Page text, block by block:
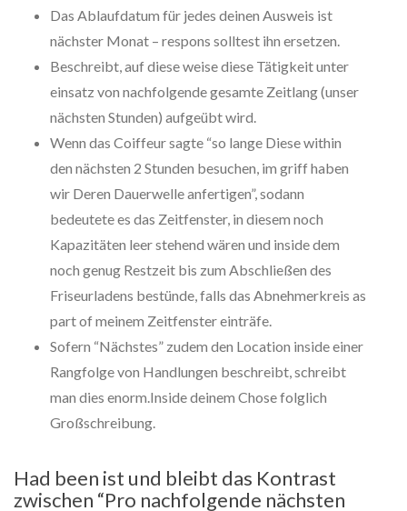
Das Ablaufdatum für jedes deinen Ausweis ist
nächster Monat – respons solltest ihn ersetzen.
Beschreibt, auf diese weise diese Tätigkeit unter
einsatz von nachfolgende gesamte Zeitlang (unser
nächsten Stunden) aufgeübt wird.
Wenn das Coiffeur sagte “so lange Diese within
den nächsten 2 Stunden besuchen, im griff haben
wir Deren Dauerwelle anfertigen”, sodann
bedeutete es das Zeitfenster, in diesem noch
Kapazitäten leer stehend wären und inside dem
noch genug Restzeit bis zum Abschließen des
Friseurladens bestünde, falls das Abnehmerkreis as
part of meinem Zeitfenster einträfe.
Sofern “Nächstes” zudem den Location inside einer
Rangfolge von Handlungen beschreibt, schreibt
man dies enorm.Inside deinem Chose folglich
Großschreibung.
Had been ist und bleibt das Kontrast
zwischen “Pro nachfolgende nächsten